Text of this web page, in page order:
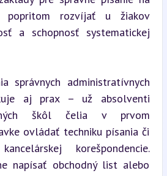
rozvíjať u žiakov
a schopnosť systematickej
správnych administratívnych
aj prax – už absolventi
škôl čelia v prvom
ovládať techniku písania či
korešpondencie.
napísať obchodný list alebo